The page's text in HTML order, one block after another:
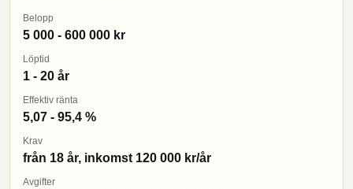
Belopp
5 000 - 600 000 kr
Löptid
1 - 20 år
Effektiv ränta
5,07 - 95,4 %
Krav
från 18 år, inkomst 120 000 kr/år
Avgifter